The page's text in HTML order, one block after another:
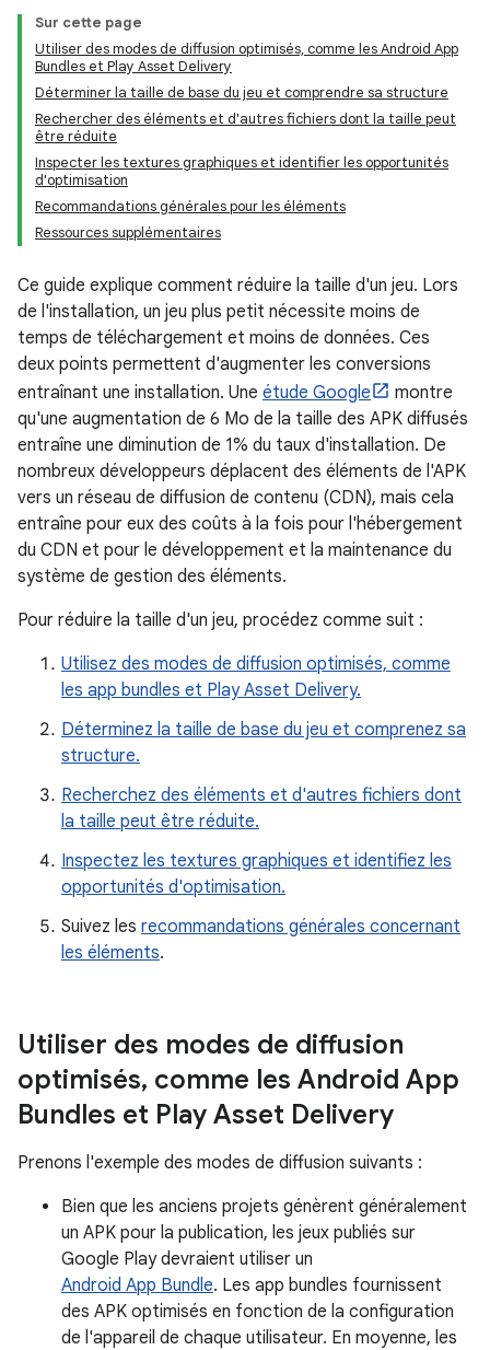
Sur cette page
Utiliser des modes de diffusion optimisés, comme les Android App
Bundles et Play Asset Delivery
Déterminer la taille de base du jeu et comprendre sa structure
Rechercher des éléments et d'autres fichiers dont la taille peut
être réduite
Inspecter les textures graphiques et identifier les opportunités
d'optimisation
Recommandations générales pour les éléments
Ressources supplémentaires
Ce guide explique comment réduire la taille d'un jeu. Lors
de l'installation, un jeu plus petit nécessite moins de
temps de téléchargement et moins de données. Ces
deux points permettent d'augmenter les conversions
entraînant une installation. Une étude Google
montre
qu'une augmentation de 6 Mo de la taille des APK diffusés
entraîne une diminution de 1% du taux d'installation. De
nombreux développeurs déplacent des éléments de l'APK
vers un réseau de diffusion de contenu (CDN), mais cela
entraîne pour eux des coûts à la fois pour l'hébergement
du CDN et pour le développement et la maintenance du
système de gestion des éléments.
Pour réduire la taille d'un jeu, procédez comme suit :
Utilisez des modes de diffusion optimisés, comme
les app bundles et Play Asset Delivery.
Déterminez la taille de base du jeu et comprenez sa
structure.
Recherchez des éléments et d'autres fichiers dont
la taille peut être réduite.
Inspectez les textures graphiques et identifiez les
opportunités d'optimisation.
Suivez les recommandations générales concernant
les éléments.
Utiliser des modes de diffusion
optimisés, comme les Android App
Bundles et Play Asset Delivery
Prenons l'exemple des modes de diffusion suivants :
Bien que les anciens projets génèrent généralement
un APK pour la publication, les jeux publiés sur
Google Play devraient utiliser un
Android App Bundle. Les app bundles fournissent
des APK optimisés en fonction de la configuration
de l'appareil de chaque utilisateur. En moyenne, les